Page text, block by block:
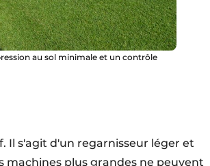
au sol minimale et un contrôle
Il s'agit d'un regarnisseur léger et
machines plus grandes ne peuvent